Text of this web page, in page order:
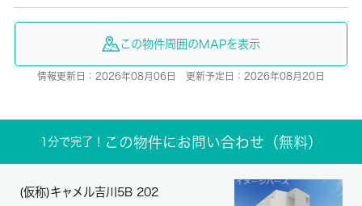
この物件周囲のMAPを表示
情報更新日：2026年08月06日 更新予定日：2026年08月20日
1分で完了！ この物件にお問い合わせ（無料）
(仮称)キャメル吉川5B 202